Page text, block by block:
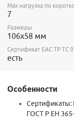
Max нагрузка по
7
Размеры
106х58 мм
Сертификат ЕАС ТР ТС
есть
Особенности
Сертификаты:
ГОСТ Р ЕН